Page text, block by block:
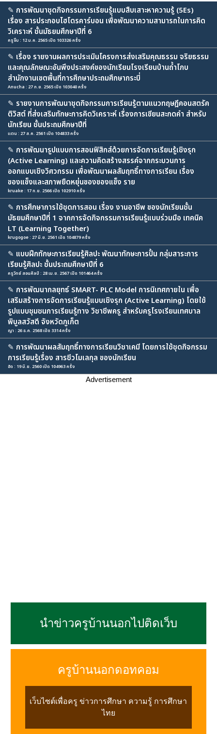
✎ การพัฒนาชุดกิจกรรมการเรียนรู้แบบสืบเสาะหาความรู้ (5Es)
เรื่อง สารประกอบไฮโดรคาร์บอน เพื่อพัฒนาความสามารถในการคิด
วิเคราะห์ ชั้นมัธยมศึกษาปีที่ 6
ครูจิ๊บ : 12 ม.ค. 2565 เปิด 103326 ครั้ง
✎ เรื่อง รายงานผลการประเมินโครงการส่งเสริมคุณธรรม จริยธรรม
และคุณลักษณะอันพึงประสงค์ของนักเรียนโรงเรียนบ้านถ้ำโกบ
สำนักงานเขตพื้นที่การศึกษาประถมศึกษากระบี่
Anucha : 27 ก.ย. 2565 เปิด 103040 ครั้ง
✎ รายงานการพัฒนาชุดกิจกรรมการเรียนรู้ตามแนวทฤษฎีคอนสตรัค
ติวิสต์ ที่ส่งเสริมทักษะการคิดวิเคราะห์ เรื่องการเขียนสะกดคำ สำหรับ
นักเรียน ชั้นประถมศึกษาปีที่
แตน : 27 ส.ค. 2561 เปิด 104833 ครั้ง
✎ การพัฒนารูปแบบการสอนฟิสิกส์ด้วยการจัดการเรียนรู้เชิงรุก
(Active Learning) และความคิดสร้างสรรค์จากกระบวนการ
ออกแบบเชิงวิศวกรรม เพื่อพัฒนาผลสัมฤทธิ์ทางการเรียน เรื่อง
ของแข็งและสภาพยืดหยุ่นของของแข็ง ราย
kruake : 17 ก.ย. 2566 เปิด 102910 ครั้ง
✎ การศึกษาการใช้ชุดการสอน เรื่อง งานอาชีพ ของนักเรียนชั้น
มัธยมศึกษาปีที่ 1 จากการจัดกิจกรรมการเรียนรู้แบบร่วมมือ เทคนิค
LT (Learning Together)
krugogoe : 27 มิ.ย. 2561 เปิด 104879 ครั้ง
✎ แบบฝึกทักษะการเรียนรู้ศิลปะ พัฒนาทักษะการปั้น กลุ่มสาระการ
เรียนรู้ศิลปะ ชั้นประถมศึกษาปีที่ 6
ครู​วิทย์ สอนศิลป์ : 28 เม.ย. 2567 เปิด 101464 ครั้ง
✎ การพัฒนากลยุทธ์ SMART- PLC Model การนิเทศภายใน เพื่อ
เสริมสร้างการจัดการเรียนรู้แบบเชิงรุก (Active Learning) โดยใช้
รูปแบบชุมชนการเรียนรู้ทาง วิชาชีพครู สำหรับครูโรงเรียนเทศบาล
พิบูลสวัสดี จังหวัดภูเก็ต
ญา : 26 ธ.ค. 2568 เปิด 3314 ครั้ง
✎ การพัฒนาผลสัมฤทธิ์ทางการเรียนวิชาเคมี โดยการใช้ชุดกิจกรรม
การเรียนรู้เรื่อง สารชีวโมเลกุล ของนักเรียน
อัด : 19 มิ.ย. 2560 เปิด 104963 ครั้ง
Advertisement
นำข่าวครูบ้านนอกไปติดเว็บ
ครูบ้านนอกดอทคอม
เว็บไซต์เพื่อครู ข่าวการศึกษา ความรู้ การศึกษา
ไทย